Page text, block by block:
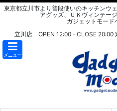
東京都立川市より普段使いのキッチンウ
アグッズ、ＵＫヴィンテー
ガジェットモード
立川店 OPEN 12:00 - CLOSE
メニュー